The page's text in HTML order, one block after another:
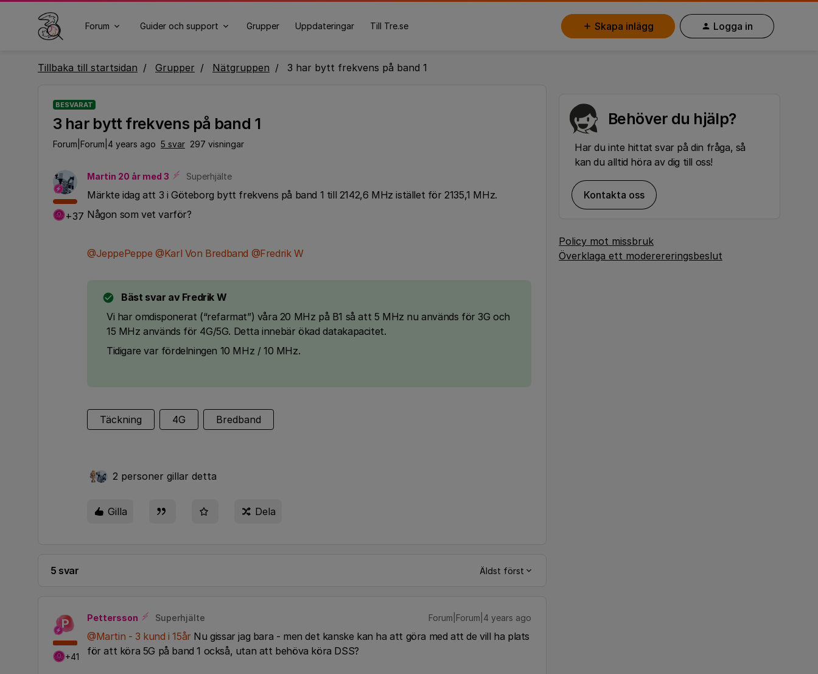
Forum Guider och support Grupper Uppdateringar Till Tre.se Skapa inlägg Logga in
Tillbaka till startsidan Grupper Nätgruppen 3 har bytt frekvens på band 1
BESVARAT
3 har bytt frekvens på band 1
Forum|Forum|4 years ago 5 svar 297 visningar
+37
Martin 20 år med 3 Superhjälte
Märkte idag att 3 i Göteborg bytt frekvens på band 1 till 2142,6 MHz istället för 2135,1 MHz.
Någon som vet varför?
@JeppePeppe @Karl Von Bredband @Fredrik W
Bäst svar av Fredrik W
Vi har omdisponerat (“refarmat”) våra 20 MHz på B1 så att 5 MHz nu används för 3G och
15 MHz används för 4G/5G. Detta innebär ökad datakapacitet.
Tidigare var fördelningen 10 MHz / 10 MHz.
Täckning 4G Bredband
2 personer gillar detta
Gilla Dela
5 svar Äldst först
P
+41
Pettersson Superhjälte Forum|Forum|4 years ago
@Martin - 3 kund i 15år Nu gissar jag bara - men det kanske kan ha att göra med att de vill ha plats
för att köra 5G på band 1 också, utan att behöva köra DSS?
Behöver du hjälp?
Har du inte hittat svar på din fråga, så
kan du alltid höra av dig till oss!
Kontakta oss
Policy mot missbruk
Överklaga ett moderereringsbeslut